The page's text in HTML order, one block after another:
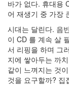
바가 없다. 휴대용
어 재생기 중 가장
시대는 달린다. 음
이 CD 를 계속 살
서 리핑을 하며 그
지에 쌓아두는 까
같이 느껴지는 것
것을 요구할까? 집
계
획
(1)
CODE
keyboard
MX
clear
미
디